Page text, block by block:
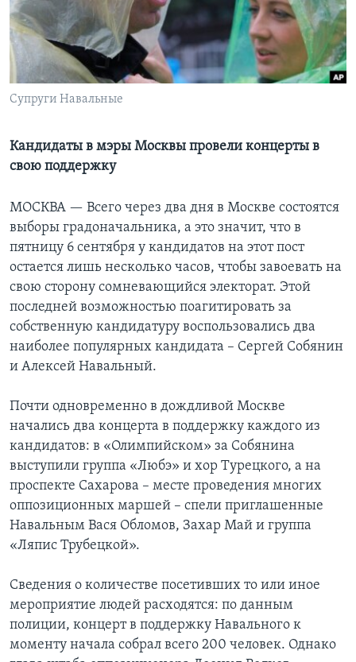
Learning English
СОЦИАЛЬНЫЕ СЕТИ
Языки
Супруги Навальные
Кандидаты в мэры Москвы провели концерты в
свою поддержку
МОСКВА — Всего через два дня в Москве состоятся
выборы градоначальника, а это значит, что в
пятницу 6 сентября у кандидатов на этот пост
остается лишь несколько часов, чтобы завоевать на
свою сторону сомневающийся электорат. Этой
последней возможностью поагитировать за
собственную кандидатуру воспользовались два
наиболее популярных кандидата – Сергей Собянин
и Алексей Навальный.
Почти одновременно в дождливой Москве
начались два концерта в поддержку каждого из
кандидатов: в «Олимпийском» за Собянина
выступили группа «Любэ» и хор Турецкого, а на
проспекте Сахарова – месте проведения многих
оппозиционных маршей – спели приглашенные
Навальным Вася Обломов, Захар Май и группа
«Ляпис Трубецкой».
Сведения о количестве посетивших то или иное
мероприятие людей расходятся: по данным
полиции, концерт в поддержку Навального к
моменту начала собрал всего 200 человек. Однако